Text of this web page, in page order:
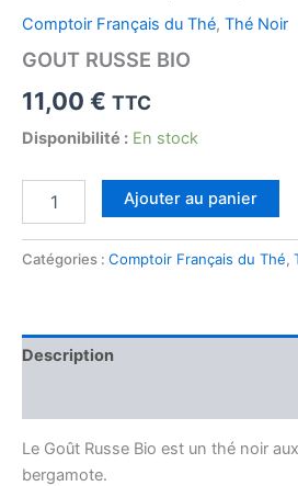
Comptoir Français du Thé, Thé Noir
GOUT RUSSE BIO
11,00 € TTC
Disponibilité : En stock
RUSSE
Ajouter au panier
Catégories : Comptoir Français du Thé,
Description
Le Goût Russe Bio est un thé noir
bergamote.